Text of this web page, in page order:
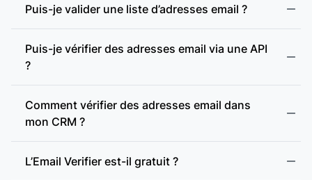
Adresse jetable :
Adresse webmail :
Puis-je valider une liste d’adresses email ?
Puis-je vérifier des adresses email via une API
?
Comment vérifier des adresses email dans
mon CRM ?
L’Email Verifier est-il gratuit ?